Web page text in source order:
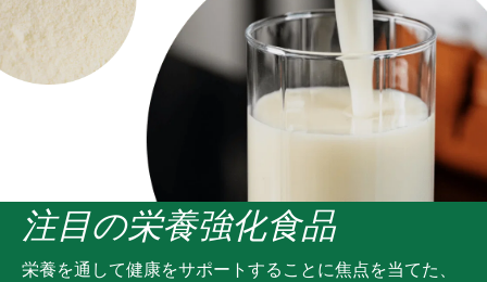
注目の栄養強化食品
栄養を通して健康をサポートすることに焦点を当てた、